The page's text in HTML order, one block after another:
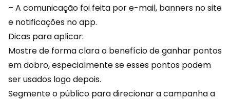
– A comunicação foi feita por e-mail, banners no site
e notificações no app.
Dicas para aplicar:
Mostre de forma clara o benefício de ganhar pontos
em dobro, especialmente se esses pontos podem
ser usados logo depois.
Segmente o público para direcionar a campanha a